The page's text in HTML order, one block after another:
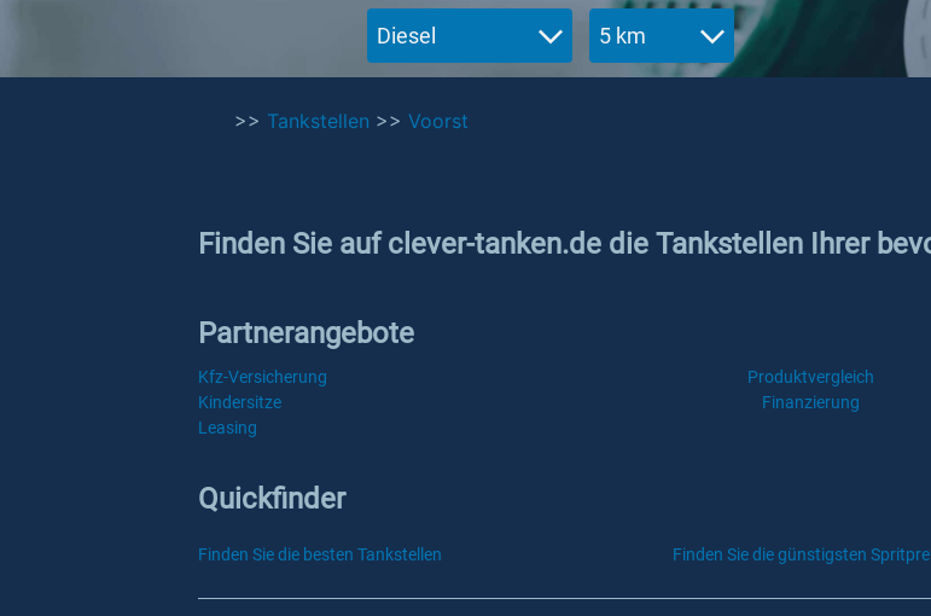
Diesel 5 km
>> Tankstellen >> Voorst
Finden Sie auf clever-tanken.de die Tankstellen Ihrer
Partnerangebote
Kfz-Versicherung Produktvergleich
Kindersitze
Finanzierung
Leasing
Quickfinder
Finden Sie die besten Tankstellen Finden Sie die günstigsten